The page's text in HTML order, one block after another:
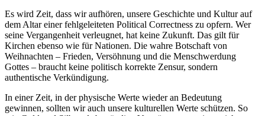
Es wird Zeit, dass wir aufhören, unsere Geschichte und Kultur auf
dem Altar einer fehlgeleiteten Political Correctness zu opfern. Wer
seine Vergangenheit verleugnet, hat keine Zukunft. Das gilt für
Kirchen ebenso wie für Nationen. Die wahre Botschaft von
Weihnachten – Frieden, Versöhnung und die Menschwerdung
Gottes – braucht keine politisch korrekte Zensur, sondern
authentische Verkündigung.
In einer Zeit, in der physische Werte wieder an Bedeutung
gewinnen, sollten wir auch unsere kulturellen Werte schützen. So